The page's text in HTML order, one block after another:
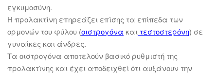
εγκυμοσύνη.
Η προλακτίνη επηρεάζει επίσης τα επίπεδα των
ορμονών του φύλου (οιστρογόνα και τεστοστερόνη) σε
γυναίκες και άνδρες.
Τα οιστρογόνα αποτελούν βασικό ρυθμιστή της
προλακτίνης και έχει αποδειχθεί ότι αυξάνουν την